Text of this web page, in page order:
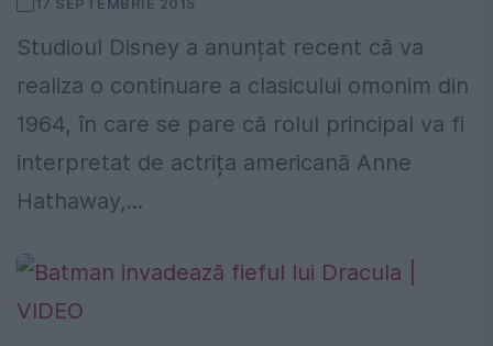
17 SEPTEMBRIE 2015
Studioul Disney a anunțat recent că va
realiza o continuare a clasicului omonim din
1964, în care se pare că rolul principal va fi
interpretat de actrița americană Anne
Hathaway,...